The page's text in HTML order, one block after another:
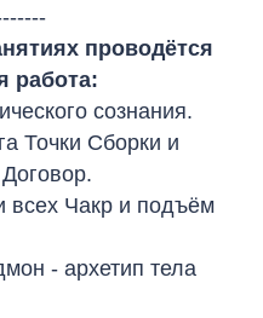
проводётся
работа:
сознания.
Точки Сборки и
всех Чакр и подъём
- архетип тела